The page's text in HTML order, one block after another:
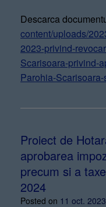
Descarca
content/uploads/
2023-privind-
Scarisoara-privind-
Parohia-
Proiect de
aprobarea
precum si a
2024
Posted on 11 oct. 2023